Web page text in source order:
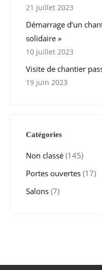
21 juillet 2023
Démarrage d’un
solidaire »
10 juillet 2023
Visite de chantier
19 juin 2023
Catégories
Non classé (145)
Portes ouvertes (17)
Salons (7)